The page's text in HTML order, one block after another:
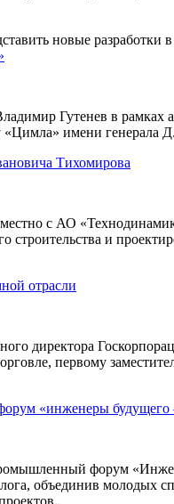
новые разработки
Гутенев в
«Цимла» имени генерала
Тихомирова
с АО
и
отрасли
директора
первому
«инженеры будущего
форум
объединив молодых